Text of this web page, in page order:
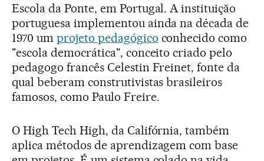
Escola da Ponte, em Portugal. A instituição
portuguesa implementou ainda na década de
1970 um projeto pedagógico conhecido como
"escola democrática", conceito criado pelo
pedagogo francês Celestin Freinet, fonte da
qual beberam construtivistas brasileiros
famosos, como Paulo Freire.
O High Tech High, da Califórnia, também
aplica métodos de aprendizagem com base